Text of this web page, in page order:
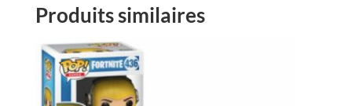
Produits similaires